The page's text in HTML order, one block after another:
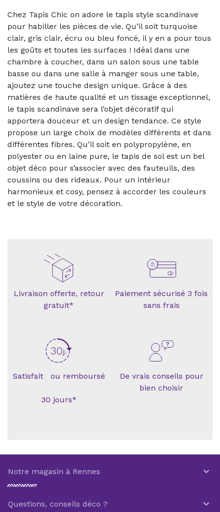
Chez Tapis Chic on adore le tapis style scandinave
pour habiller les pièces de vie. Qu’il soit turquoise
clair, gris clair, écru ou bleu foncé, il y en a pour tous
les goûts et toutes les surfaces ! Idéal dans une
chambre à coucher, dans un salon sous une table
basse ou dans une salle à manger sous une table,
ajoutez une touche design unique. Grâce à des
matières de haute qualité et un tissage exceptionnel,
le tapis scandinave sera l’objet décoratif qui
apportera douceur et un design tendance. Ce style
propose un large choix de modèles différents et dans
différentes fibres. Qu’il soit en polypropylène, en
polyester ou en laine pure, le tapis de sol est un bel
objet déco pour s’associer avec des fauteuils, des
coussins ou des rideaux. Pour un intérieur
harmonieux et cosy, pensez à accorder les couleurs
et le style de votre décoration.
Livraison offerte, retour
gratuit*
Paiement sécurisé 3 fois
sans frais
Satisfait ou remboursé
30 jours*
De vrais conseils pour
bien choisir
Notre magasin à Rennes 
Questions, conseils déco ? 